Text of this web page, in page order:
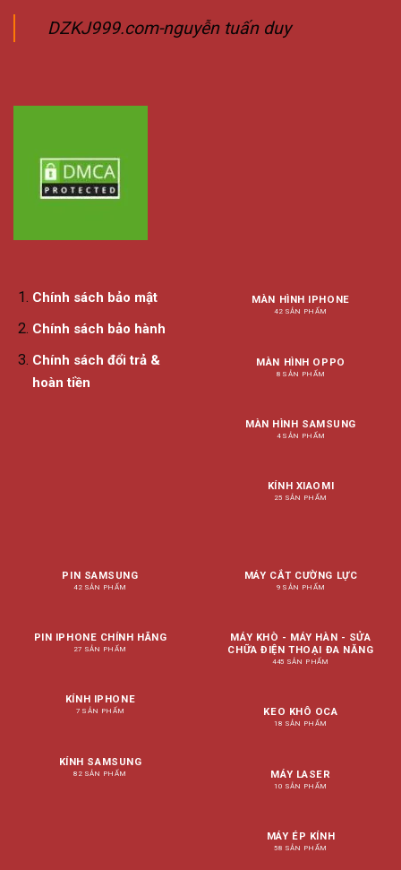
DZKJ999.com-nguyễn tuấn duy
Chính sách bảo mật
Chính sách bảo hành
Chính sách đổi trả &
hoàn tiền
MÀN HÌNH IPHONE
42 SẢN PHẨM
MÀN HÌNH OPPO
8 SẢN PHẨM
MÀN HÌNH SAMSUNG
4 SẢN PHẨM
KÍNH XIAOMI
25 SẢN PHẨM
PIN SAMSUNG
42 SẢN PHẨM
PIN IPHONE CHÍNH HÃNG
27 SẢN PHẨM
KÍNH IPHONE
7 SẢN PHẨM
KÍNH SAMSUNG
82 SẢN PHẨM
MÁY CẮT CƯỜNG LỰC
9 SẢN PHẨM
MÁY KHÒ - MÁY HÀN - SỬA
CHỮA ĐIỆN THOẠI ĐA NĂNG
445 SẢN PHẨM
KEO KHÔ OCA
18 SẢN PHẨM
MÁY LASER
10 SẢN PHẨM
MÁY ÉP KÍNH
58 SẢN PHẨM